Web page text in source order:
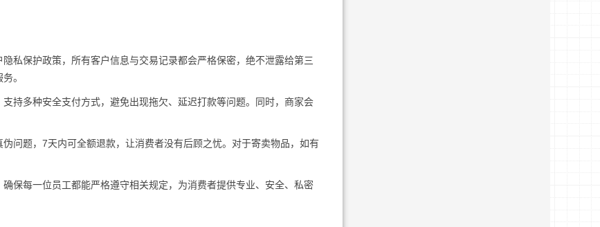
私保护政策，所有客户信息与交易记录都会严格保密，绝不泄露给第三
。
持多种安全支付方式，避免出现拖欠、延迟打款等问题。同时，商家会
问题，7天内可全额退款，让消费者没有后顾之忧。对于寄卖物品，如有
保每一位员工都能严格遵守相关规定，为消费者提供专业、安全、私密